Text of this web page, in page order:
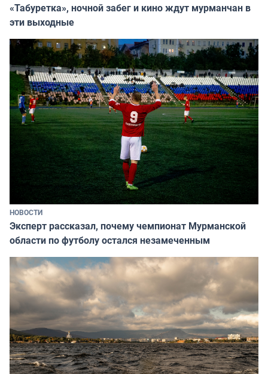
«Табуретка», ночной забег и кино ждут мурманчан в
эти выходные
НОВОСТИ
Эксперт рассказал, почему чемпионат Мурманской
области по футболу остался незамеченным